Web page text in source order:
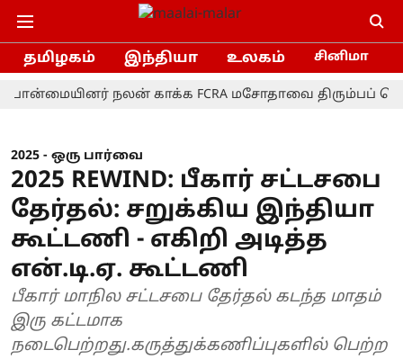
தமிழகம் இந்தியா உலகம் சினிமா
நலன் காக்க FCRA மசோதாவை திரும்பப் பெற
2025 - ஒரு பார்வை
2025 REWIND: பீகார் சட்டசபை
தேர்தல்: சறுக்கிய இந்தியா
கூட்டணி - எகிறி அடித்த
என்.டி.ஏ. கூட்டணி
பீகார் மாநில சட்டசபை தேர்தல் கடந்த மாதம்
இரு கட்டமாக
நடைபெற்றது.கருத்துக்கணிப்புகளில் பெற்ற